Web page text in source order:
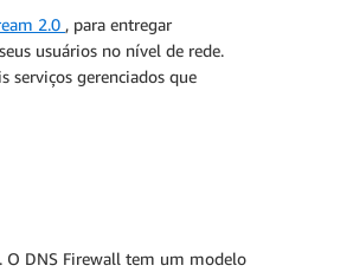
2.0 , para entregar
usuários no nível de rede.
serviços gerenciados que
O DNS Firewall tem um modelo